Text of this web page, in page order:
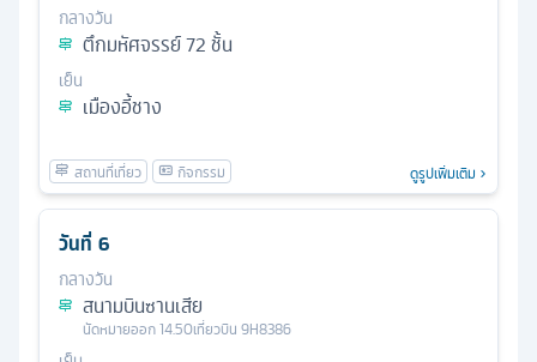
กลางวัน
ตึกมหัศจรรย์ 72 ชั้น
เย็น
เมืองอี้ชาง
ดูรูปเพิ่มเติม
วันที่ 6
กลางวัน
สนามบินซานเสีย
นัดหมายออก14.50เที่ยวบิน 9H8386